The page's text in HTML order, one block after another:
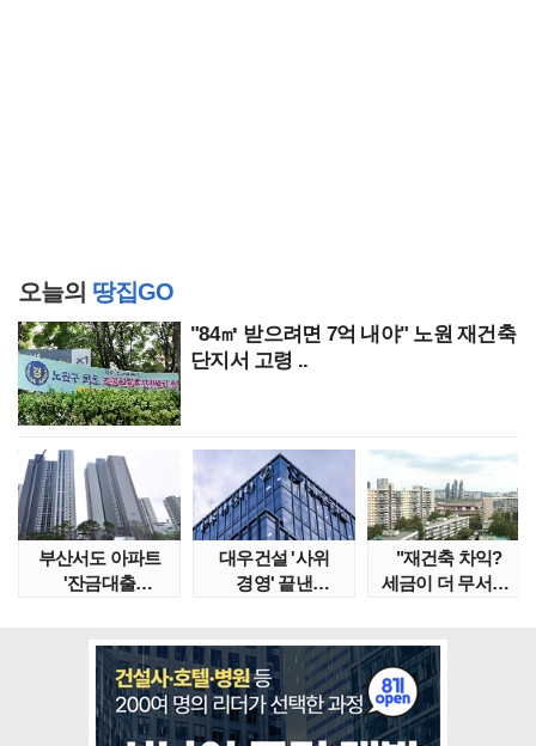
오늘의 땅집GO
"84㎡ 받으려면 7억 내야" 노원 재건축
단지서 고령 ..
부산서도 아파트
'잔금대출
대우건설 '사위
경영' 끝낸
"재건축 차익?
세금이 더 무서워"